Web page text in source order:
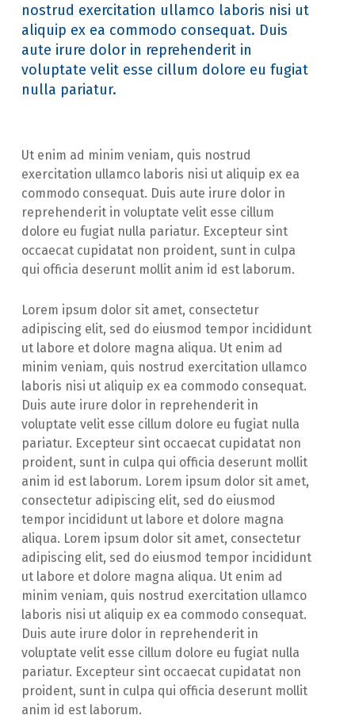
nostrud exercitation ullamco laboris nisi ut
aliquip ex ea commodo consequat. Duis
aute irure dolor in reprehenderit in
voluptate velit esse cillum dolore eu fugiat
nulla pariatur.
Ut enim ad minim veniam, quis nostrud
exercitation ullamco laboris nisi ut aliquip ex ea
commodo consequat. Duis aute irure dolor in
reprehenderit in voluptate velit esse cillum
dolore eu fugiat nulla pariatur. Excepteur sint
occaecat cupidatat non proident, sunt in culpa
qui officia deserunt mollit anim id est laborum.
Lorem ipsum dolor sit amet, consectetur
adipiscing elit, sed do eiusmod tempor incididunt
ut labore et dolore magna aliqua. Ut enim ad
minim veniam, quis nostrud exercitation ullamco
laboris nisi ut aliquip ex ea commodo consequat.
Duis aute irure dolor in reprehenderit in
voluptate velit esse cillum dolore eu fugiat nulla
pariatur. Excepteur sint occaecat cupidatat non
proident, sunt in culpa qui officia deserunt mollit
anim id est laborum. Lorem ipsum dolor sit amet,
consectetur adipiscing elit, sed do eiusmod
tempor incididunt ut labore et dolore magna
aliqua. Lorem ipsum dolor sit amet, consectetur
adipiscing elit, sed do eiusmod tempor incididunt
ut labore et dolore magna aliqua. Ut enim ad
minim veniam, quis nostrud exercitation ullamco
laboris nisi ut aliquip ex ea commodo consequat.
Duis aute irure dolor in reprehenderit in
voluptate velit esse cillum dolore eu fugiat nulla
pariatur. Excepteur sint occaecat cupidatat non
proident, sunt in culpa qui officia deserunt mollit
anim id est laborum.